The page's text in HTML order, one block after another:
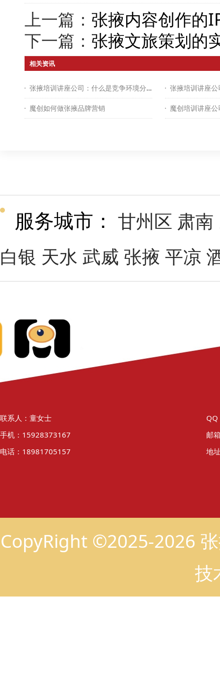
上一篇： 张掖内容创作的
下一篇： 张掖文旅策划的
相关资讯
张掖培训讲座公司：什么是竞争环境分析？
魔创如何做张掖品牌营销
服务城市： 甘州区 肃南
白银 天水 武威 张掖 平凉
联系人：童女士
手机：15928373167
邮
电话：18981705157
地
CopyRight ©2025-2026
技